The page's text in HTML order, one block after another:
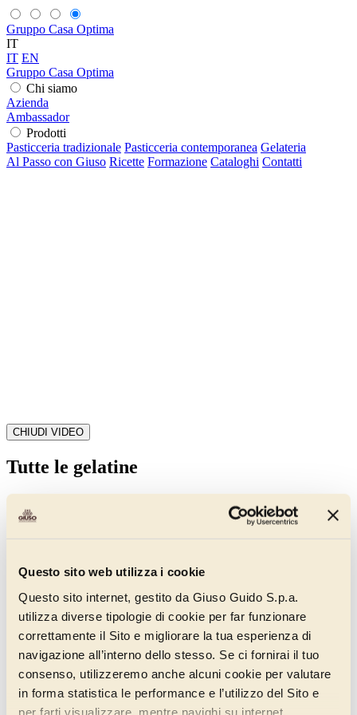
Questo sito web utilizza i cookie
Questo sito internet, gestito da Giuso Guido S.p.a.
utilizza diverse tipologie di cookie per far funzionare
correttamente il Sito e migliorare la tua esperienza di
navigazione all’interno dello stesso. Se ci fornirai il tuo
consenso, utilizzeremo anche alcuni cookie per valutare
in forma statistica le performance e l’utilizzo del Sito e
per farti visualizzare, mentre navighi su internet,
Gruppo Casa Optima
IT
IT EN
Gruppo Casa Optima
Chi siamo
Azienda
Ambassador
Prodotti
Pasticceria tradizionale Pasticceria contemporanea Gelateria
Al Passo con Giuso Ricette Formazione Cataloghi Contatti
CHIUDI VIDEO
Tutte le gelatine
Novità
Linea Amordifrutta
Frutta candita in sciroppo
Frutta candita colata
Paste aromatizzanti
Frutta semicandita in sciroppo
Frutta candita intera
Frutta candita intera in sciroppo
Frutta candita intera colata